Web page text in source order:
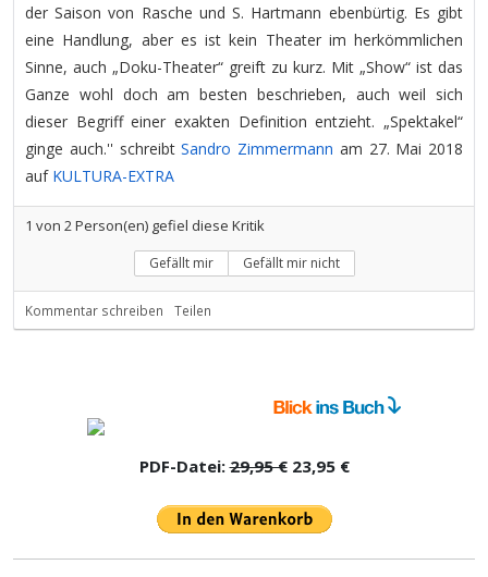
der Saison von Rasche und S. Hartmann ebenbürtig. Es gibt
eine Handlung, aber es ist kein Theater im herkömmlichen
Sinne, auch „Doku-Theater“ greift zu kurz. Mit „Show“ ist das
Ganze wohl doch am besten beschrieben, auch weil sich
dieser Begriff einer exakten Definition entzieht. „Spektakel“
ginge auch.'' schreibtSandro Zimmermann am 27. Mai 2018
auf KULTURA-EXTRA
1 von 2 Person(en) gefiel diese Kritik
Gefällt mir Gefällt mir nicht
Kommentar schreiben Teilen
PDF-Datei:29,95 €23,95 €